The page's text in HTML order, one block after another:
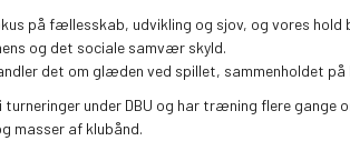
på fællesskab, udvikling og sjov, og vores
og det sociale samvær skyld.
det om glæden ved spillet, sammenholdet
under DBU og har træning flere gange
masser af klubånd.